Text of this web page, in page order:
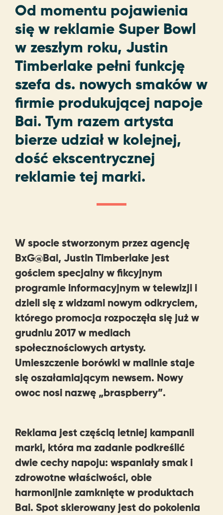
Od momentu pojawienia
się w reklamie Super Bowl
w zeszłym roku, Justin
Timberlake pełni funkcję
szefa ds. nowych smaków w
firmie produkującej napoje
Bai. Tym razem artysta
bierze udział w kolejnej,
dość ekscentrycznej
reklamie tej marki.
W spocie stworzonym przez agencję
BxG@Bai, Justin Timberlake jest
gościem specjalny w fikcyjnym
programie informacyjnym w telewizji i
dzieli się z widzami nowym odkryciem,
którego promocja rozpoczęła się już w
grudniu 2017 w mediach
społecznościowych artysty.
Umieszczenie borówki w malinie staje
się oszałamiającym newsem. Nowy
owoc nosi nazwę „braspberry”.
Reklama jest częścią letniej kampanii
marki, która ma zadanie podkreślić
dwie cechy napoju: wspaniały smak i
zdrowotne właściwości, obie
harmonijnie zamknięte w produktach
Bai. Spot skierowany jest do pokolenia